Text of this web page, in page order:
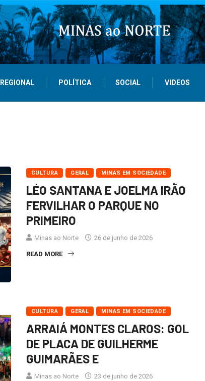
REGIONAL POLÍTICA SOCIAL VIDEOS
CULTURA GERAL MINAS EM SOCIEDADE
LÉO SANTANA E JOELMA IRÃO
FERVILHAR O PARQUE NO
PRIMEIRO
Minas ao Norte 26 de junho de 2026
READ MORE
CULTURA GERAL MINAS EM SOCIEDADE
ARRAIÁ MONTES CLAROS: GOL
DE PLACA DE GUILHERME
GUIMARÃES E
Minas ao Norte 23 de junho de 2026